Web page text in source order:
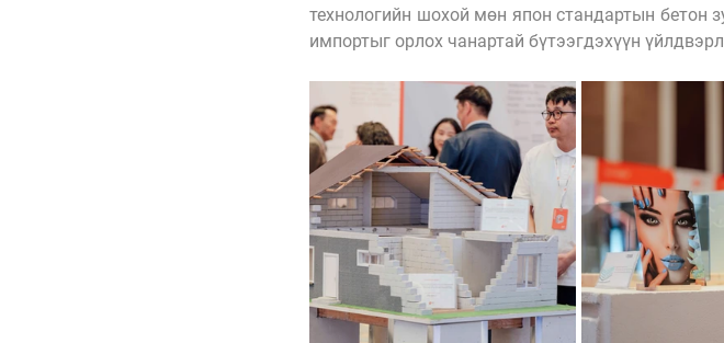
технологийн шохой мөн япон стандартын бетон
импортыг орлох чанартай бүтээгдэхүүн